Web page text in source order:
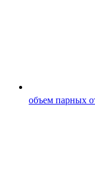
объем парных